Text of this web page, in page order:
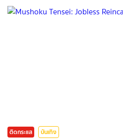
ติดกระแส บันเทิง